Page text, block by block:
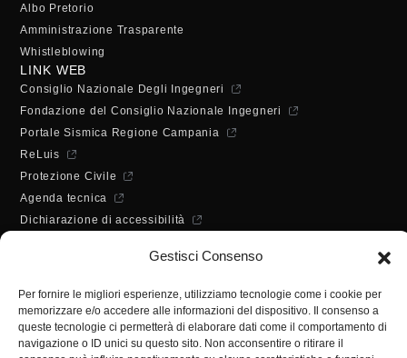
Gestisci Consenso
Per fornire le migliori esperienze, utilizziamo tecnologie come i cookie per
memorizzare e/o accedere alle informazioni del dispositivo. Il consenso a
queste tecnologie ci permetterà di elaborare dati come il comportamento di
navigazione o ID unici su questo sito. Non acconsentire o ritirare il
Albo Pretorio
Amministrazione Trasparente
Whistleblowing
LINK WEB
Consiglio Nazionale Degli Ingegneri
Fondazione del Consiglio Nazionale Ingegneri
Portale Sismica Regione Campania
ReLuis
Protezione Civile
Agenda tecnica
Dichiarazione di accessibilità
Lunedì - Mercoledì - Venerdì:
Martedì - Giovedì:
10:00 - 12:00 / 14:30 - 16:30
SEGRETERIA